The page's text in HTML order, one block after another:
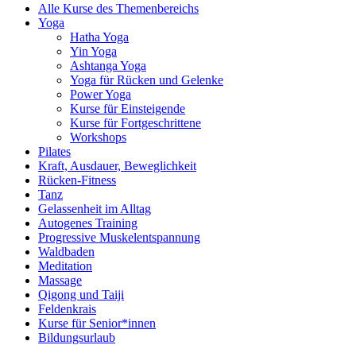
Alle Kurse des Themenbereichs
Yoga
Hatha Yoga
Yin Yoga
Ashtanga Yoga
Yoga für Rücken und Gelenke
Power Yoga
Kurse für Einsteigende
Kurse für Fortgeschrittene
Workshops
Pilates
Kraft, Ausdauer, Beweglichkeit
Rücken-Fitness
Tanz
Gelassenheit im Alltag
Autogenes Training
Progressive Muskelentspannung
Waldbaden
Meditation
Massage
Qigong und Taiji
Feldenkrais
Kurse für Senior*innen
Bildungsurlaub